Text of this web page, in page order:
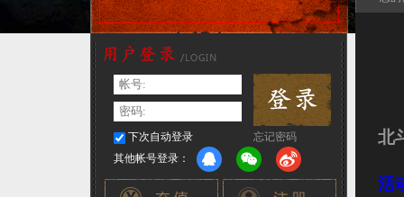
下次自动登录
忘记密码
其他帐号登录：
北
活